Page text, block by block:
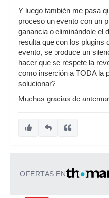
Y luego también me pasa
proceso un evento con un
ganancia o eliminándole el
resulta que con los plugins
evento, se produce un
hacer que se respete la
como inserción a TODA la
solucionar?
Muchas gracias de
OFERTAS EN